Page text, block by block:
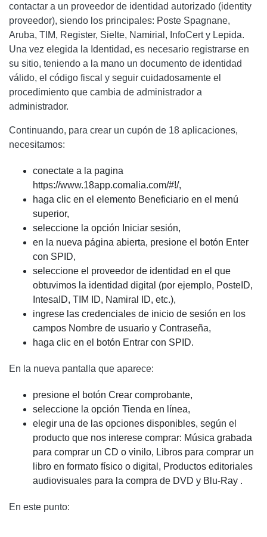
contactar a un proveedor de identidad autorizado (identity
proveedor), siendo los principales: Poste Spagnane,
Aruba, TIM, Register, Sielte, Namirial, InfoCert y Lepida.
Una vez elegida la Identidad, es necesario registrarse en
su sitio, teniendo a la mano un documento de identidad
válido, el código fiscal y seguir cuidadosamente el
procedimiento que cambia de administrador a
administrador.
Continuando, para crear un cupón de 18 aplicaciones,
necesitamos:
conectate a la pagina
https://www.18app.comalia.com/#!/,
haga clic en el elemento Beneficiario en el menú
superior,
seleccione la opción Iniciar sesión,
en la nueva página abierta, presione el botón Enter
con SPID,
seleccione el proveedor de identidad en el que
obtuvimos la identidad digital (por ejemplo, PosteID,
IntesaID, TIM ID, Namiral ID, etc.),
ingrese las credenciales de inicio de sesión en los
campos Nombre de usuario y Contraseña,
haga clic en el botón Entrar con SPID.
En la nueva pantalla que aparece:
presione el botón Crear comprobante,
seleccione la opción Tienda en línea,
elegir una de las opciones disponibles, según el
producto que nos interese comprar: Música grabada
para comprar un CD o vinilo, Libros para comprar un
libro en formato físico o digital, Productos editoriales
audiovisuales para la compra de DVD y Blu-Ray .
En este punto: